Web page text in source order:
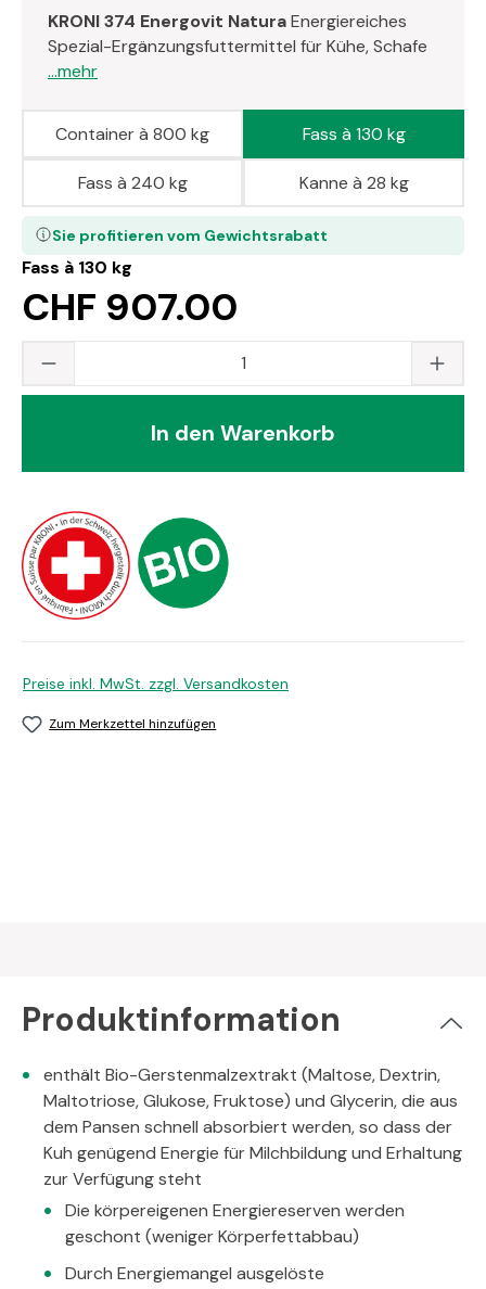
KRONI 374 Energovit NaturaEnergiereiches
Spezial-Ergänzungsfuttermittel für Kühe, Schafe
...mehr
Fass à 130 kg
CHF 907.00
Sie profitieren vom Gewichtsrabatt
Container à 800 kg Fass à 130 kg
Fass à 240 kg Kanne à 28 kg
Produkt Anzahl: Gib den gewünschten
In den Warenkorb
Preise inkl. MwSt. zzgl. Versandkosten
Zum Merkzettel hinzufügen
Produktinformation
enthält Bio-Gerstenmalzextrakt (Maltose, Dextrin,
Maltotriose, Glukose, Fruktose) und Glycerin, die aus
dem Pansen schnell absorbiert werden, so dass der
Kuh genügend Energie für Milchbildung und Erhaltung
zur Verfügung steht
Die körpereigenen Energiereserven werden
geschont (weniger Körperfettabbau)
Durch Energiemangel ausgelöste